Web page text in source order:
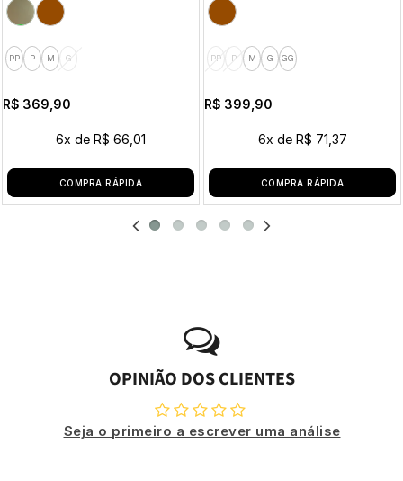
PP P M G
R$ 369,90
6x de R$ 66,01
COMPRA RÁPIDA
PP P M G GG
R$ 399,90
6x de R$ 71,37
COMPRA RÁPIDA
OPINIÃO DOS CLIENTES
Seja o primeiro a escrever uma análise